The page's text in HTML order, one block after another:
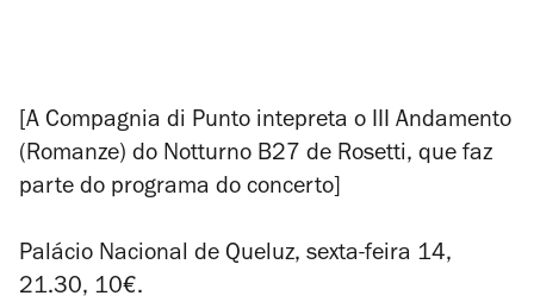
[A Compagnia di Punto intepreta o III Andamento
(Romanze) do Notturno B27 de Rosetti, que faz
parte do programa do concerto]
Palácio Nacional de Queluz, sexta-feira 14,
21.30, 10€.